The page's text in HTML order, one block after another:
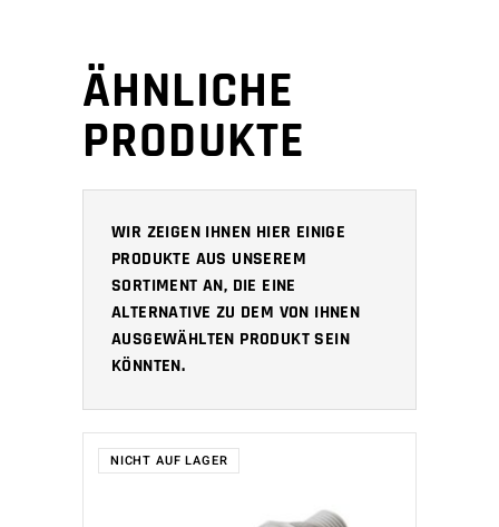
ÄHNLICHE
PRODUKTE
WIR ZEIGEN IHNEN HIER EINIGE
PRODUKTE AUS UNSEREM
SORTIMENT AN, DIE EINE
ALTERNATIVE ZU DEM VON IHNEN
AUSGEWÄHLTEN PRODUKT SEIN
KÖNNTEN.
NICHT AUF LAGER